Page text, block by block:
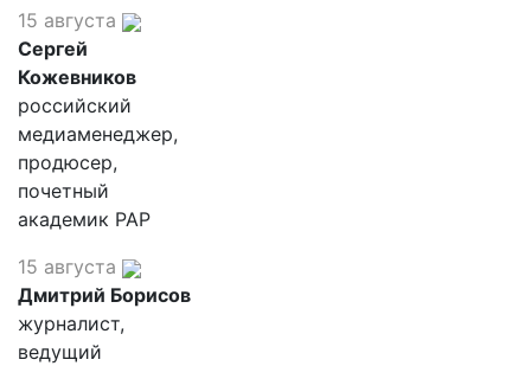
15 августа
Сергей
Кожевников
российский
медиаменеджер,
продюсер,
почетный
академик РАР
15 августа
Дмитрий Борисов
журналист,
ведущий